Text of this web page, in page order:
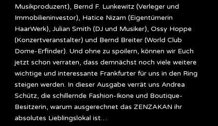
Musikproduzent), Bernd F. Lunkewitz (Verleger und
Immobilieninvestor), Hatice Nizam (Eigentümerin
HaarWerk), Julian Smith (DJ und Musiker), Ossy Hoppe
(Konzertveranstalter) und Bernd Breiter (World Club
Dome-Erfinder). Und ohne zu spoilern, können wir Euch
jetzt schon verraten, dass demnächst noch viele weitere
wichtige und interessante Frankfurter für uns in den Ring
steigen werden. In dieser Ausgabe verrät uns Andrea
Schütz, die schillernde Fashion-Ikone und Boutique-
Besitzerin, warum ausgerechnet das ZENZAKAN ihr
absolutes Lieblingslokal ist…